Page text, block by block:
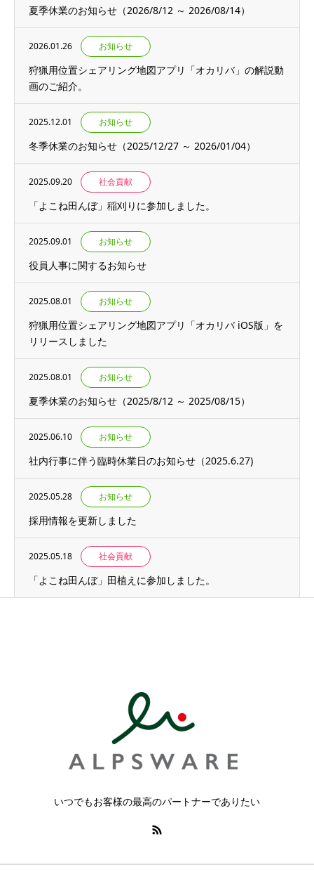
夏季休業のお知らせ（2026/8/12 ～ 2026/08/14）
2026.01.26 お知らせ
狩猟用位置シェアリング地図アプリ「オカリバ」の解説動
画のご紹介。
2025.12.01 お知らせ
冬季休業のお知らせ（2025/12/27 ～ 2026/01/04）
2025.09.20 社会貢献
「よこね田んぼ」稲刈りに参加しました。
2025.09.01 お知らせ
役員人事に関するお知らせ
2025.08.01 お知らせ
狩猟用位置シェアリング地図アプリ「オカリバ iOS版」を
リリースしました
2025.08.01 お知らせ
夏季休業のお知らせ（2025/8/12 ～ 2025/08/15）
2025.06.10 お知らせ
社内行事に伴う臨時休業日のお知らせ（2025.6.27)
2025.05.28 お知らせ
採用情報を更新しました
2025.05.18 社会貢献
「よこね田んぼ」田植えに参加しました。
いつでもお客様の最高のパートナーでありたい